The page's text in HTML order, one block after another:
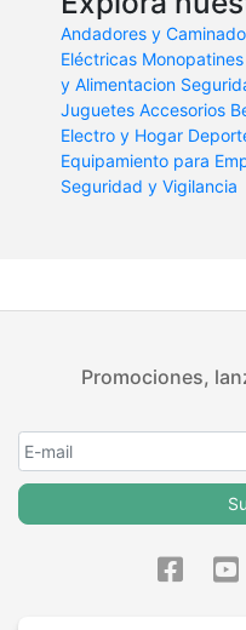
Andadores y
Eléctricas Monopatines
y Alimentacion
Juguetes Accesorios
Electro y Hogar
Equipamiento para
Seguridad y Vigilancia
Promociones,